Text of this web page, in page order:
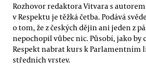
Rozhovor redaktora Vitvara s
v Respektu je těžká četba. Podává
o tom, že z českých dějin ani jeden z
nepochopil vůbec nic. Působí, jako by
Respekt nabrat kurs k Parlamentním
středních vrstev.